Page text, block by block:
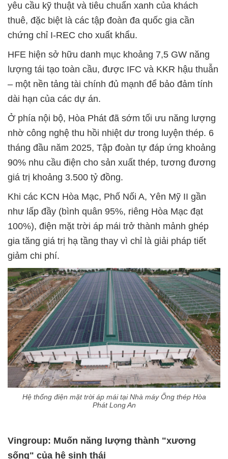
yêu cầu kỹ thuật và tiêu chuẩn xanh của khách
thuê, đặc biệt là các tập đoàn đa quốc gia cần
chứng chỉ I-REC cho xuất khẩu.
HFE hiện sở hữu danh mục khoảng 7,5 GW năng
lượng tái tạo toàn cầu, được IFC và KKR hậu thuẫn
– một nền tảng tài chính đủ mạnh để bảo đảm tính
dài hạn của các dự án.
Ở phía nội bộ, Hòa Phát đã sớm tối ưu năng lượng
nhờ công nghệ thu hồi nhiệt dư trong luyện thép. 6
tháng đầu năm 2025, Tập đoàn tự đáp ứng khoảng
90% nhu cầu điện cho sản xuất thép, tương đương
giá trị khoảng 3.500 tỷ đồng.
Khi các KCN Hòa Mạc, Phố Nối A, Yên Mỹ II gần
như lấp đầy (bình quân 95%, riêng Hòa Mạc đạt
100%), điện mặt trời áp mái trở thành mảnh ghép
gia tăng giá trị hạ tầng thay vì chỉ là giải pháp tiết
giảm chi phí.
Hệ thống điện mặt trời áp mái tại Nhà máy Ống thép Hòa
Phát Long An
Vingroup: Muốn năng lượng thành "xương
sống" của hệ sinh thái